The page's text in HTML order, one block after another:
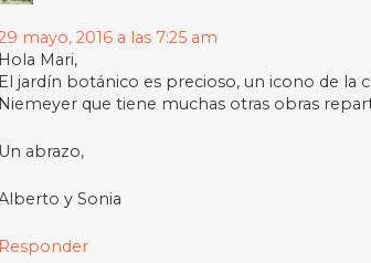
mayo, 2016 a las 7:25 am
Hola Mari,
El jardín botánico es precioso, un icono de la
Niemeyer que tiene muchas otras obras
Un abrazo,
y Sonia
Responder